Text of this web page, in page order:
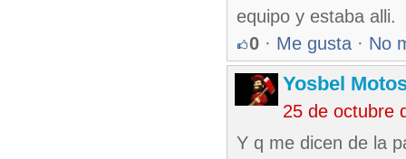
equipo y estaba alli.
0 · Me gusta · No
Yosbel
25 de octubre
Y q me dicen de la